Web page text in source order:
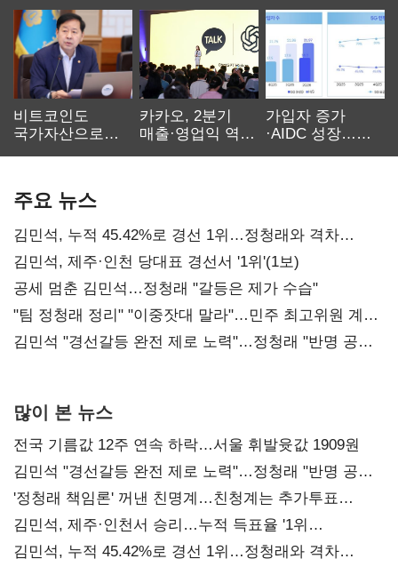
비트코인도
국가자산으로…'
카카오, 2분기
매출·영업익 역대
가입자 증가
·AIDC 성장…
주요 뉴스
김민석, 누적 45.42%로 경선 1위…정청래와 격차
0.86%p(2보)
김민석, 제주·인천 당대표 경선서 '1위'(1보)
공세 멈춘 김민석…정청래 "갈등은 제가 수습"
"팀 정청래 정리" "이중잣대 말라"…민주 최고위원 계파
다툼 격화
김민석 "경선갈등 완전 제로 노력"…정청래 "반명 공세
많이 본 뉴스
전국 기름값 12주 연속 하락…서울 휘발윳값 1909원
김민석 "경선갈등 완전 제로 노력"…정청래 "반명 공세
사과부터"
'정청래 책임론' 꺼낸 친명계…친청계는 추가투표
때리기
김민석, 제주·인천서 승리…누적 득표율 '1위
탈환'(종합)
김민석, 누적 45.42%로 경선 1위…정청래와 격차